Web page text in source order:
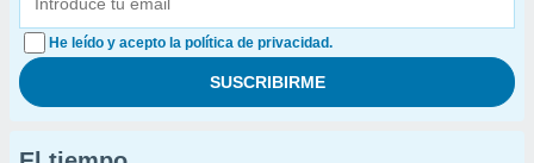
He leído y acepto la política de privacidad.